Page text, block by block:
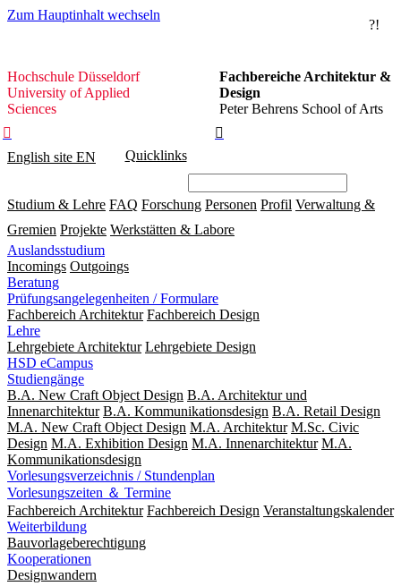
Zum Hauptinhalt wechseln
?!
Hochschule
Düsseldorf
Hochschule Düsseldorf
University of Applied
Sciences
Fachbereiche Architektur &
Design
Peter Behrens School of Arts


English site EN Quicklinks
Studium & Lehre FAQ Forschung Personen Profil Verwaltung &
Gremien Projekte Werkstätten & Labore
Auslandsstudium
Incomings Outgoings
Beratung
Prüfungsangelegenheiten / Formulare
Fachbereich Architektur Fachbereich Design
Lehre
Lehrgebiete Architektur Lehrgebiete Design
HSD eCampus
Studiengänge
B.A. New Craft Object Design B.A. Architektur und
Innenarchitektur B.A. Kommunikationsdesign B.A. Retail Design
M.A. New Craft Object Design M.A. Architektur M.Sc. Civic
Design M.A. Exhibition Design M.A. Innenarchitektur M.A.
Kommunikationsdesign
Vorlesungsverzeichnis / Stundenplan
Vorlesungszeiten ＆ Termine
Fachbereich Architektur Fachbereich Design Veranstaltungskalender
Weiterbildung
Bauvorlageberechtigung
Kooperationen
Designwandern